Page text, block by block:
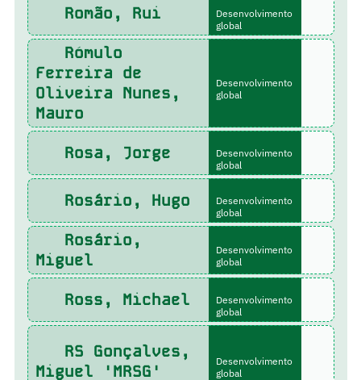
Romão, Rui
Desenvolvimento
global
Rómulo
Ferreira de
Oliveira Nunes,
Mauro
Desenvolvimento
global
Rosa, Jorge
Desenvolvimento
global
Rosário, Hugo
Desenvolvimento
global
Rosário,
Miguel
Desenvolvimento
global
Ross, Michael
Desenvolvimento
global
RS Gonçalves,
Miguel 'MRSG'
Desenvolvimento
global